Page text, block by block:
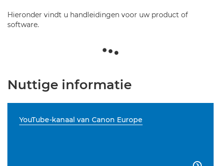
Hieronder vindt u handleidingen voor uw product of
software.
Nuttige informatie
YouTube-kanaal van Canon Europe
